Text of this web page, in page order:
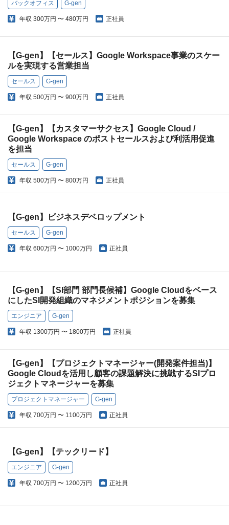
バックオフィス G-gen
年収 300万円 〜 480万円 正社員
【G-gen】【セールス】Google Workspace事業のスケー
ルを実現する営業担当
セールス G-gen
年収 500万円 〜 900万円 正社員
【G-gen】【カスタマーサクセス】Google Cloud /
Google Workspace のポストセールスおよび利活用促進
を担当
セールス G-gen
年収 500万円 〜 800万円 正社員
【G-gen】ビジネスデベロップメント
セールス G-gen
年収 600万円 〜 1000万円 正社員
【G-gen】【SI部門 部門長候補】Google Cloudをベース
にしたSI開発組織のマネジメントポジションを募集
エンジニア G-gen
年収 1300万円 〜 1800万円 正社員
【G-gen】【プロジェクトマネージャー(開発案件担当)】
Google Cloudを活用し顧客の課題解決に挑戦するSIプロ
ジェクトマネージャーを募集
プロジェクトマネージャー G-gen
年収 700万円 〜 1100万円 正社員
【G-gen】【テックリード】
エンジニア G-gen
年収 700万円 〜 1200万円 正社員